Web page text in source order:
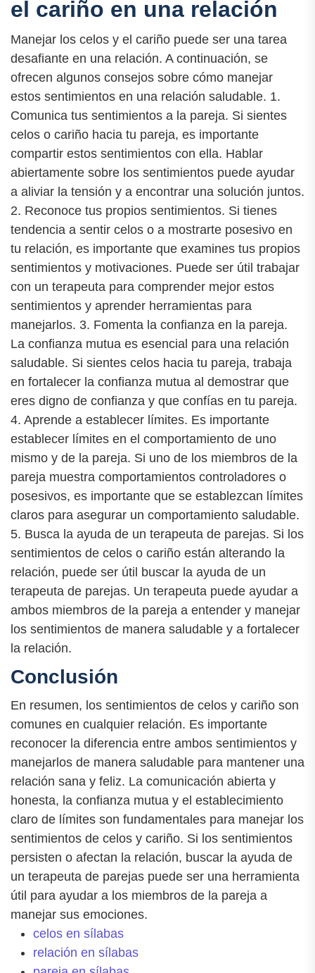
el cariño en una relación
Manejar los celos y el cariño puede ser una tarea
desafiante en una relación. A continuación, se
ofrecen algunos consejos sobre cómo manejar
estos sentimientos en una relación saludable. 1.
Comunica tus sentimientos a la pareja. Si sientes
celos o cariño hacia tu pareja, es importante
compartir estos sentimientos con ella. Hablar
abiertamente sobre los sentimientos puede ayudar
a aliviar la tensión y a encontrar una solución juntos.
2. Reconoce tus propios sentimientos. Si tienes
tendencia a sentir celos o a mostrarte posesivo en
tu relación, es importante que examines tus propios
sentimientos y motivaciones. Puede ser útil trabajar
con un terapeuta para comprender mejor estos
sentimientos y aprender herramientas para
manejarlos. 3. Fomenta la confianza en la pareja.
La confianza mutua es esencial para una relación
saludable. Si sientes celos hacia tu pareja, trabaja
en fortalecer la confianza mutua al demostrar que
eres digno de confianza y que confías en tu pareja.
4. Aprende a establecer límites. Es importante
establecer límites en el comportamiento de uno
mismo y de la pareja. Si uno de los miembros de la
pareja muestra comportamientos controladores o
posesivos, es importante que se establezcan límites
claros para asegurar un comportamiento saludable.
5. Busca la ayuda de un terapeuta de parejas. Si los
sentimientos de celos o cariño están alterando la
relación, puede ser útil buscar la ayuda de un
terapeuta de parejas. Un terapeuta puede ayudar a
ambos miembros de la pareja a entender y manejar
los sentimientos de manera saludable y a fortalecer
la relación.
Conclusión
En resumen, los sentimientos de celos y cariño son
comunes en cualquier relación. Es importante
reconocer la diferencia entre ambos sentimientos y
manejarlos de manera saludable para mantener una
relación sana y feliz. La comunicación abierta y
honesta, la confianza mutua y el establecimiento
claro de límites son fundamentales para manejar los
sentimientos de celos y cariño. Si los sentimientos
persisten o afectan la relación, buscar la ayuda de
un terapeuta de parejas puede ser una herramienta
útil para ayudar a los miembros de la pareja a
manejar sus emociones.
celos en sílabas
relación en sílabas